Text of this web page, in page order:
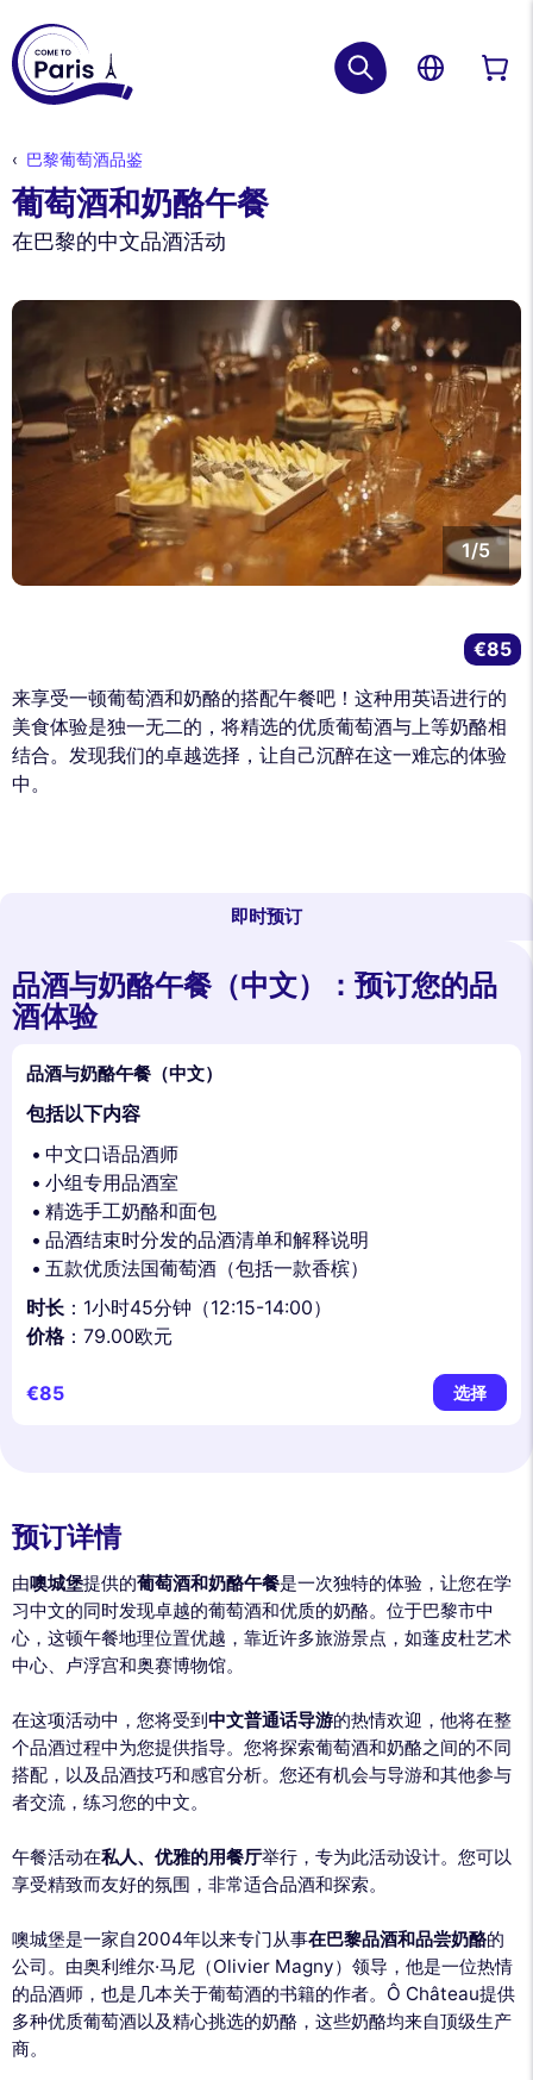
巴黎葡萄酒品鉴
葡萄酒和奶酪午餐
在巴黎的中文品酒活动
1/5
来享受一顿葡萄酒和奶酪的搭配午餐吧！这种用英语进行的
美食体验是独一无二的，将精选的优质葡萄酒与上等奶酪相
结合。发现我们的卓越选择，让自己沉醉在这一难忘的体验
中。
€85
即时预订
品酒与奶酪午餐（中文）：预订您的品
酒体验
品酒与奶酪午餐（中文）
包括以下内容
中文口语品酒师
小组专用品酒室
精选手工奶酪和面包
品酒结束时分发的品酒清单和解释说明
五款优质法国葡萄酒（包括一款香槟）
时长 ：1小时45分钟（12:15-14:00）
价格：79.00欧元
€85 选择
预订详情
由噢城堡提供的葡萄酒和奶酪午餐是一次独特的体验，让您在学
习中文的同时发现卓越的葡萄酒和优质的奶酪。位于巴黎市中
心，这顿午餐地理位置优越，靠近许多旅游景点，如蓬皮杜艺术
中心、卢浮宫和奥赛博物馆。
在这项活动中，您将受到中文普通话导游的热情欢迎，他将在整
个品酒过程中为您提供指导。您将探索葡萄酒和奶酪之间的不同
搭配，以及品酒技巧和感官分析。您还有机会与导游和其他参与
者交流，练习您的中文。
午餐活动在私人、优雅的用餐厅举行，专为此活动设计。您可以
享受精致而友好的氛围，非常适合品酒和探索。
噢城堡是一家自2004年以来专门从事在巴黎品酒和品尝奶酪的
公司。由奥利维尔·马尼（Olivier Magny）领导，他是一位热情
的品酒师，也是几本关于葡萄酒的书籍的作者。Ô Château提供
多种优质葡萄酒以及精心挑选的奶酪，这些奶酪均来自顶级生产
商。